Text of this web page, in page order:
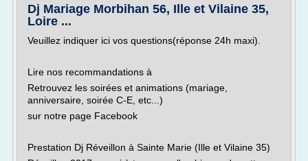
Dj Mariage Morbihan 56, Ille et Vilaine 35,
Loire ...
Veuillez indiquer ici vos questions(réponse 24h maxi).
Lire nos recommandations à
Retrouvez les soirées et animations (mariage,
anniversaire, soirée C-E, etc...)
sur notre page Facebook
Prestation Dj Réveillon à Sainte Marie (Ille et Vilaine 35)